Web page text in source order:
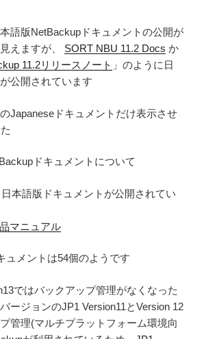
語版NetBackupドキュメントの公開が
えますが、 SORT NBU 11.2 Docs か
11.2リリースノート 」のように日
公開されています
Japaneseドキュメントだけ表示させ
ドキュメントについて
本語版ドキュメントが公開されてい
マニュアル
ュメントは54個のようです
ではバックアップ管理がなくなった
ージョンのJP1 Version11とVersion 12
管理(マルチプラットフォーム環境向